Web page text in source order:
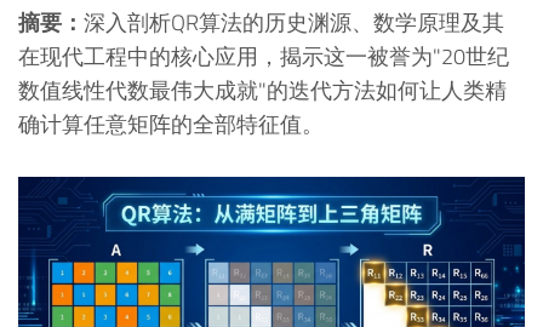
摘要： 深入剖析QR算法的历史渊源、数学原理及其
在现代工程中的核心应用，揭示这一被誉为"20世纪
数值线性代数最伟大成就"的迭代方法如何让人类精
确计算任意矩阵的全部特征值。